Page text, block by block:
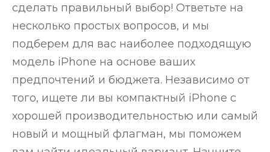
сделать правильный выбор! Ответьте на
несколько простых вопросов, и мы
подберем для вас наиболее подходящую
модель iPhone на основе ваших
предпочтений и бюджета. Независимо от
того, ищете ли вы компактный iPhone с
хорошей производительностью или самый
новый и мощный флагман, мы поможем